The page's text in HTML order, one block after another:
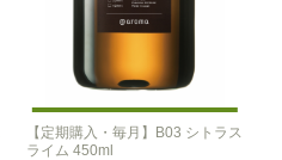
【定期購入・毎月】B03 シトラス
ライム 450ml